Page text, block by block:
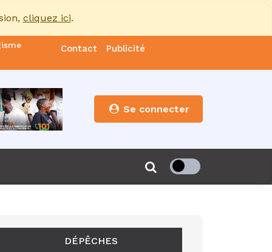
cliquez ici.
Contact Publicité
Se connecter
DÉPÊCHES